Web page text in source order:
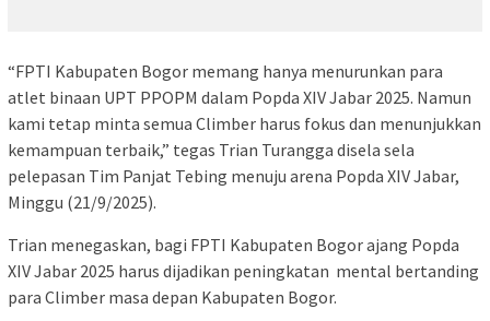
“FPTI Kabupaten Bogor memang hanya menurunkan para
atlet binaan UPT PPOPM dalam Popda XIV Jabar 2025. Namun
kami tetap minta semua Climber harus fokus dan menunjukkan
kemampuan terbaik,” tegas Trian Turangga disela sela
pelepasan Tim Panjat Tebing menuju arena Popda XIV Jabar,
Minggu (21/9/2025).
Trian menegaskan, bagi FPTI Kabupaten Bogor ajang Popda
XIV Jabar 2025 harus dijadikan peningkatan mental bertanding
para Climber masa depan Kabupaten Bogor.